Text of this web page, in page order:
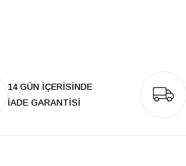
14 GÜN İÇERİSİNDE
İADE GARANTİSİ